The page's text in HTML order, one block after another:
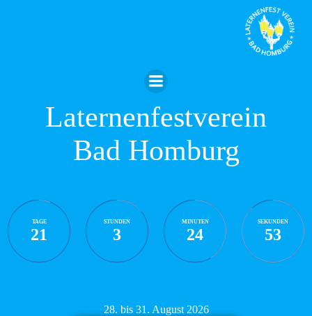
Laternenfestverein
Bad Homburg
TAGE
21
STUNDEN
3
MINUTEN
24
SEKUNDEN
52
28. bis 31. August 2026